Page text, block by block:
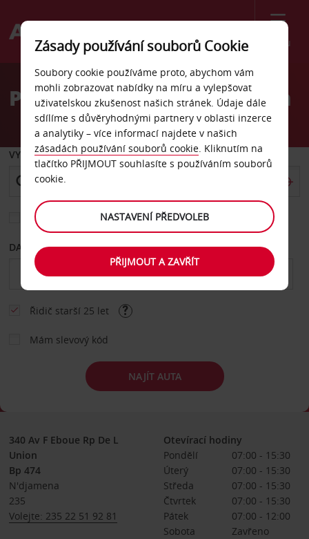
Menu
Welcome
AvisPronájem auta N'Djamena
VYZVEDNOUT Z
Vyberte si jiné místo vrácení
DATUM OD DATUM DO
Řidič starší 25 let
Mám slevový kód
NAJÍT AUTA
340 Av F Eboue Rp De L
Union
Bp 474
N'djamena
235
Volejte: 235 22 51 92 81
Otevírací hodiny
Pondělí
07:00 - 15:30
Úterý
07:00 - 15:30
Středa
07:00 - 15:30
Čtvrtek
07:00 - 15:30
Pátek
07:00 - 12:00
Sobota
Zavřeno
Zásady používání souborů Cookie
Soubory cookie používáme proto, abychom vám
mohli zobrazovat nabídky na míru a vylepšovat
uživatelskou zkušenost našich stránek. Údaje dále
sdílíme s důvěryhodnými partnery v oblasti inzerce
a analytiky – více informací najdete v našich
zásadách používání souborů cookie. Kliknutím na
tlačítko PŘIJMOUT souhlasíte s používáním souborů
cookie.
NASTAVENÍ PŘEDVOLEB
PŘIJMOUT A ZAVŘÍT